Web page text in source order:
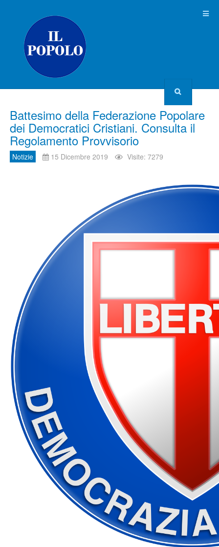
Battesimo della Federazione Popolare
dei Democratici Cristiani. Consulta il
Regolamento Provvisorio
Notizie 15 Dicembre 2019 Visite: 7279